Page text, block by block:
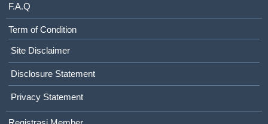
F.A.Q
Term of Condition
Site Disclaimer
Disclosure Statement
Privacy Statement